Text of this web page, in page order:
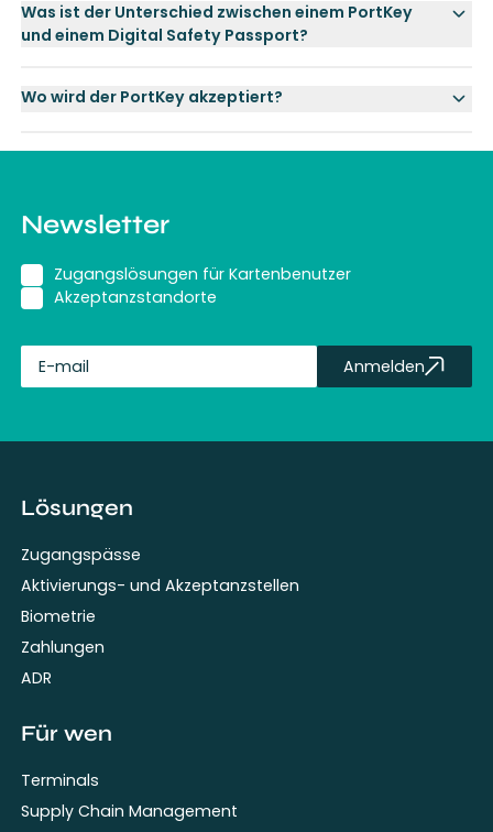
Was ist der Unterschied zwischen einem PortKey
und einem Digital Safety Passport?
Wo wird der PortKey akzeptiert?
Newsletter
Zugangslösungen für Kartenbenutzer
Akzeptanzstandorte
Anmelden
Lösungen
Zugangspässe
Aktivierungs- und Akzeptanzstellen
Biometrie
Zahlungen
ADR
Für wen
Terminals
Supply Chain Management